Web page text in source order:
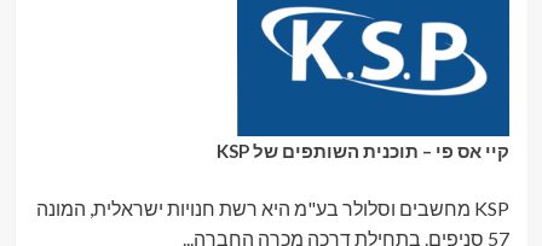
קיי אס פי – תוכנית השותפים של KSP
KSP מחשבים וסלולר בע"מ היא רשת חנויות ישראלית, המונה
57 סניפים. בתחילת דרכה מכרה החברה...